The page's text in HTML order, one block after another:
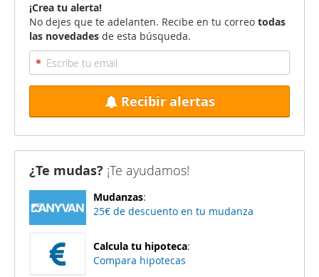
¡Crea tu alerta!
No dejes que te adelanten. Recibe en tu correo todas
las novedades de esta búsqueda.
Recibir alertas
¿Te mudas? ¡Te ayudamos!
Mudanzas:
25€ de descuento en tu mudanza
Calcula tu hipoteca:
Compara hipotecas